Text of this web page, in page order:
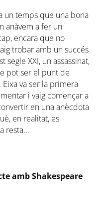
un temps que una bona
anàvem a fer un
encara que no
trobar amb un succés
XXI, un assassinat,
pot ser el punt de
va ser la primera
i vaig començar a
en una anècdota
en realitat, es
resta…
amb Shakespeare